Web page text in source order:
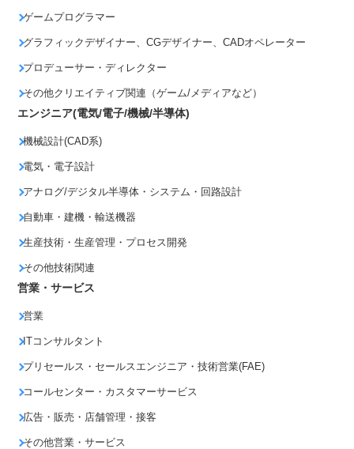
ゲームプログラマー
グラフィックデザイナー、CGデザイナー、CADオペレーター
プロデューサー・ディレクター
その他クリエイティブ関連（ゲーム/メディアなど）
エンジニア(電気/電子/機械/半導体)
機械設計(CAD系)
電気・電子設計
アナログ/デジタル半導体・システム・回路設計
自動車・建機・輸送機器
生産技術・生産管理・プロセス開発
その他技術関連
営業・サービス
営業
ITコンサルタント
プリセールス・セールスエンジニア・技術営業(FAE)
コールセンター・カスタマーサービス
広告・販売・店舗管理・接客
その他営業・サービス